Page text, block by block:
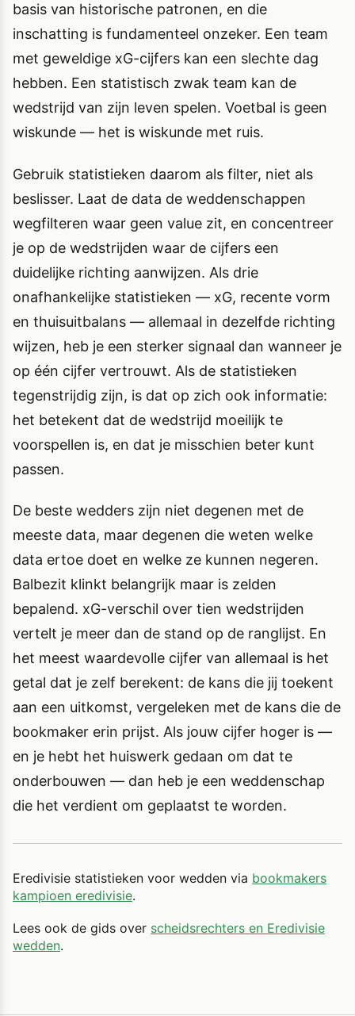
basis van historische patronen, en die
inschatting is fundamenteel onzeker. Een team
met geweldige xG-cijfers kan een slechte dag
hebben. Een statistisch zwak team kan de
wedstrijd van zijn leven spelen. Voetbal is geen
wiskunde — het is wiskunde met ruis.
Gebruik statistieken daarom als filter, niet als
beslisser. Laat de data de weddenschappen
wegfilteren waar geen value zit, en concentreer
je op de wedstrijden waar de cijfers een
duidelijke richting aanwijzen. Als drie
onafhankelijke statistieken — xG, recente vorm
en thuisuitbalans — allemaal in dezelfde richting
wijzen, heb je een sterker signaal dan wanneer je
op één cijfer vertrouwt. Als de statistieken
tegenstrijdig zijn, is dat op zich ook informatie:
het betekent dat de wedstrijd moeilijk te
voorspellen is, en dat je misschien beter kunt
passen.
De beste wedders zijn niet degenen met de
meeste data, maar degenen die weten welke
data ertoe doet en welke ze kunnen negeren.
Balbezit klinkt belangrijk maar is zelden
bepalend. xG-verschil over tien wedstrijden
vertelt je meer dan de stand op de ranglijst. En
het meest waardevolle cijfer van allemaal is het
getal dat je zelf berekent: de kans die jij toekent
aan een uitkomst, vergeleken met de kans die de
bookmaker erin prijst. Als jouw cijfer hoger is —
en je hebt het huiswerk gedaan om dat te
onderbouwen — dan heb je een weddenschap
die het verdient om geplaatst te worden.
Eredivisie statistieken voor wedden via bookmakers
kampioen eredivisie.
Lees ook de gids over scheidsrechters en Eredivisie
wedden.